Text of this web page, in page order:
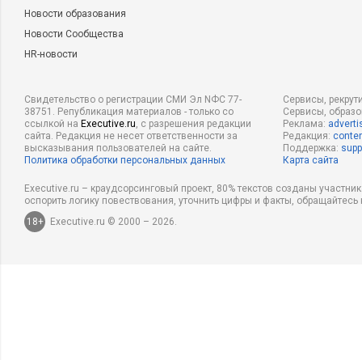
Новости образования
Новости Сообщества
HR-новости
Свидетельство о регистрации СМИ Эл NФС 77-
38751. Републикация материалов - только со
ссылкой на Executive.ru, с разрешения редакции
сайта. Редакция не несет ответственности за
высказывания пользователей на сайте.
Политика обработки персональных данных
Сервисы,
Сервисы,
Реклама:
Редакция:
Поддержка:
Карта сайта
Executive.ru – краудсорсинговый проект, 80% текстов созданы
оспорить логику повествования, уточнить цифры и факты,
18+
Executive.ru © 2000 – 2026.